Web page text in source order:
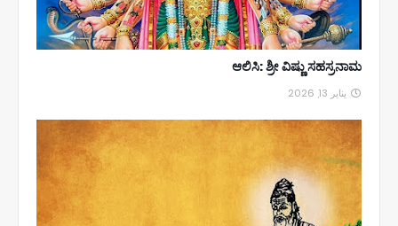
ಆಲಿಸಿ: ಶ್ರೀ ವಿಷ್ಣು ಸಹಸ್ರನಾಮ
يناير 13, 2026